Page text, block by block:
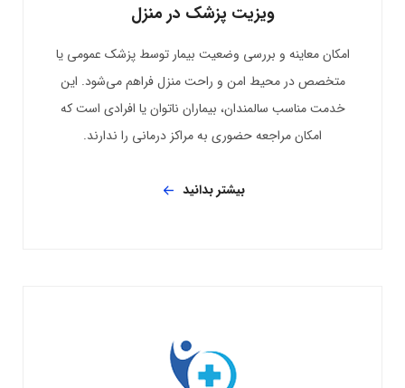
ویزیت پزشک در منزل
امکان معاینه و بررسی وضعیت بیمار توسط پزشک عمومی یا
متخصص در محیط امن و راحت منزل فراهم می‌شود. این
خدمت مناسب سالمندان، بیماران ناتوان یا افرادی است که
امکان مراجعه حضوری به مراکز درمانی را ندارند.
بیشتر بدانید